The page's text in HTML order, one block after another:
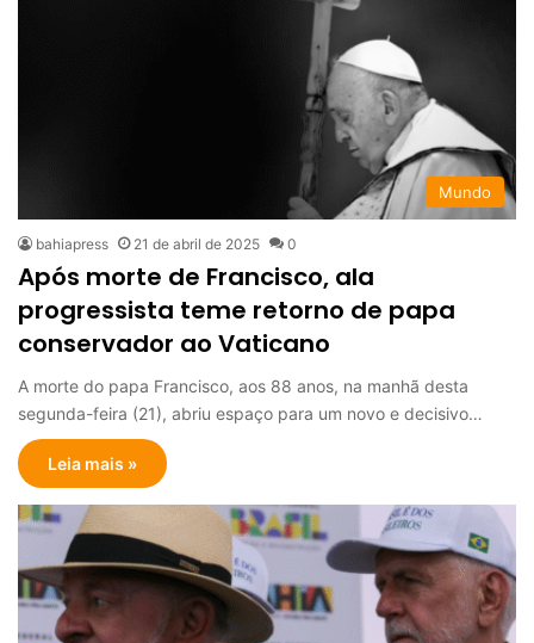
Mundo
bahiapress 21 de abril de 2025 0
Após morte de Francisco, ala
progressista teme retorno de papa
conservador ao Vaticano
A morte do papa Francisco, aos 88 anos, na manhã desta
segunda-feira (21), abriu espaço para um novo e decisivo…
Leia mais »